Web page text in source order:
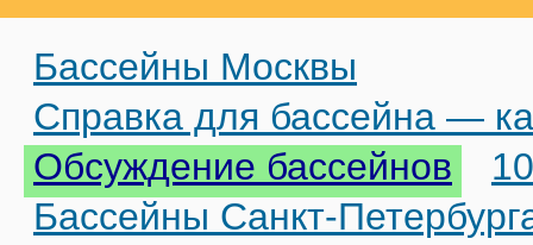
Бассейны Москвы
Справка для бассейна —
Обсуждение бассейнов
Бассейны Санкт-